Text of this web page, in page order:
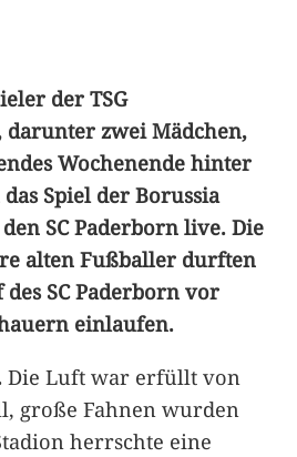
der TSG
zwei Mädchen,
Wochenende hinter
Spiel der Borussia
SC Paderborn live. Die
alten Fußballer durften
SC Paderborn vor
einlaufen.
Die Luft war erfüllt von
große Fahnen wurden
herrschte eine